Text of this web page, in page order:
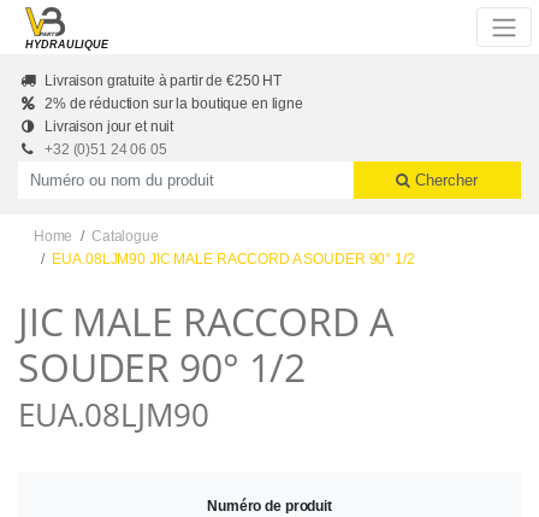
Skip to main content
HYDRAULIQUE
Livraison gratuite à partir de €250 HT
2% de réduction sur la boutique en ligne
Livraison jour et nuit
+32 (0)51 24 06 05
Productnummer of naam
Chercher
Home
Catalogue
EUA.08LJM90 JIC MALE RACCORD A SOUDER 90° 1/2
JIC MALE RACCORD A
SOUDER 90° 1/2
EUA.08LJM90
Numéro de produit